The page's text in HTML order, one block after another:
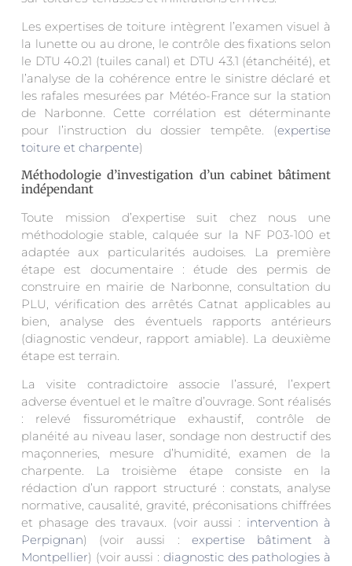
Les expertises de toiture intègrent l’examen visuel à
la lunette ou au drone, le contrôle des fixations selon
le DTU 40.21 (tuiles canal) et DTU 43.1 (étanchéité), et
l’analyse de la cohérence entre le sinistre déclaré et
les rafales mesurées par Météo-France sur la station
de Narbonne. Cette corrélation est déterminante
pour l’instruction du dossier tempête. (expertise
toiture et charpente)
Méthodologie d’investigation d’un cabinet bâtiment
indépendant
Toute mission d’expertise suit chez nous une
méthodologie stable, calquée sur la NF P03-100 et
adaptée aux particularités audoises. La première
étape est documentaire : étude des permis de
construire en mairie de Narbonne, consultation du
PLU, vérification des arrêtés Catnat applicables au
bien, analyse des éventuels rapports antérieurs
(diagnostic vendeur, rapport amiable). La deuxième
étape est terrain.
La visite contradictoire associe l’assuré, l’expert
adverse éventuel et le maître d’ouvrage. Sont réalisés
: relevé fissurométrique exhaustif, contrôle de
planéité au niveau laser, sondage non destructif des
maçonneries, mesure d’humidité, examen de la
charpente. La troisième étape consiste en la
rédaction d’un rapport structuré : constats, analyse
normative, causalité, gravité, préconisations chiffrées
et phasage des travaux. (voir aussi : intervention à
Perpignan) (voir aussi : expertise bâtiment à
Montpellier) (voir aussi : diagnostic des pathologies à